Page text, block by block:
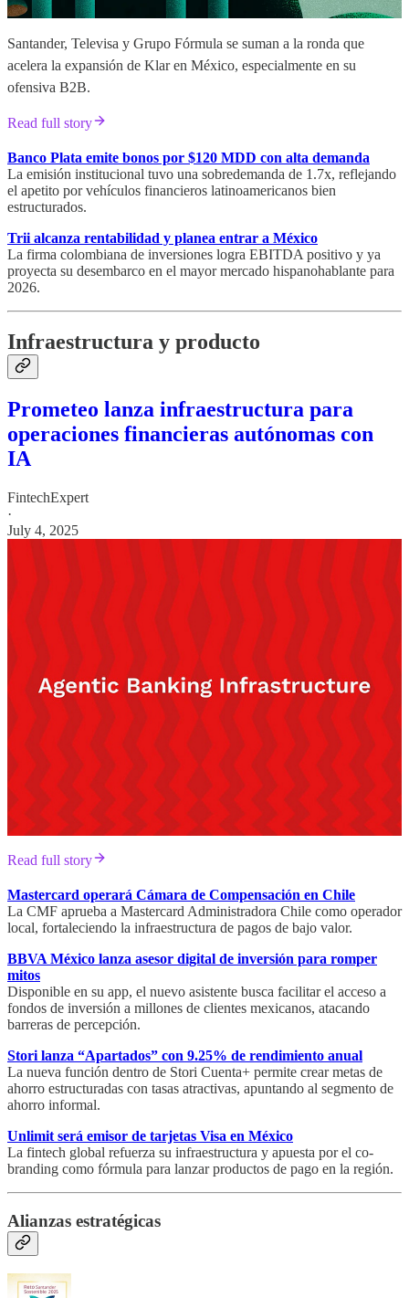
Santander, Televisa y Grupo Fórmula se suman a la ronda que
acelera la expansión de Klar en México, especialmente en su
ofensiva B2B.
Read full story
Banco Plata emite bonos por $120 MDD con alta demanda
La emisión institucional tuvo una sobredemanda de 1.7x, reflejando
el apetito por vehículos financieros latinoamericanos bien
estructurados.
Trii alcanza rentabilidad y planea entrar a México
La firma colombiana de inversiones logra EBITDA positivo y ya
proyecta su desembarco en el mayor mercado hispanohablante para
2026.
Infraestructura y producto
Prometeo lanza infraestructura para
operaciones financieras autónomas con
IA
FintechExpert
·
July 4, 2025
Read full story
Mastercard operará Cámara de Compensación en Chile
La CMF aprueba a Mastercard Administradora Chile como operador
local, fortaleciendo la infraestructura de pagos de bajo valor.
BBVA México lanza asesor digital de inversión para romper
mitos
Disponible en su app, el nuevo asistente busca facilitar el acceso a
fondos de inversión a millones de clientes mexicanos, atacando
barreras de percepción.
Stori lanza “Apartados” con 9.25% de rendimiento anual
La nueva función dentro de Stori Cuenta+ permite crear metas de
ahorro estructuradas con tasas atractivas, apuntando al segmento de
ahorro informal.
Unlimit será emisor de tarjetas Visa en México
La fintech global refuerza su infraestructura y apuesta por el co-
branding como fórmula para lanzar productos de pago en la región.
Alianzas estratégicas